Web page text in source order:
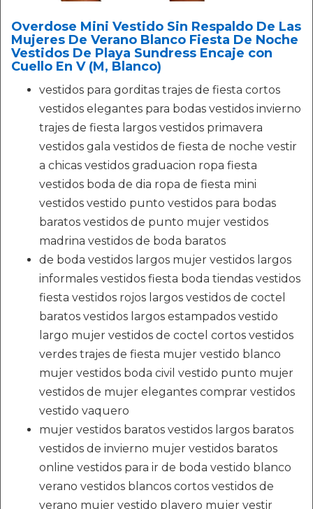
Overdose Mini Vestido Sin Respaldo De Las
Mujeres De Verano Blanco Fiesta De Noche
Vestidos De Playa Sundress Encaje con
Cuello En V (M, Blanco)
vestidos para gorditas trajes de fiesta cortos
vestidos elegantes para bodas vestidos invierno
trajes de fiesta largos vestidos primavera
vestidos gala vestidos de fiesta de noche vestir
a chicas vestidos graduacion ropa fiesta
vestidos boda de dia ropa de fiesta mini
vestidos vestido punto vestidos para bodas
baratos vestidos de punto mujer vestidos
madrina vestidos de boda baratos
de boda vestidos largos mujer vestidos largos
informales vestidos fiesta boda tiendas vestidos
fiesta vestidos rojos largos vestidos de coctel
baratos vestidos largos estampados vestido
largo mujer vestidos de coctel cortos vestidos
verdes trajes de fiesta mujer vestido blanco
mujer vestidos boda civil vestido punto mujer
vestidos de mujer elegantes comprar vestidos
vestido vaquero
mujer vestidos baratos vestidos largos baratos
vestidos de invierno mujer vestidos baratos
online vestidos para ir de boda vestido blanco
verano vestidos blancos cortos vestidos de
verano mujer vestido playero mujer vestir